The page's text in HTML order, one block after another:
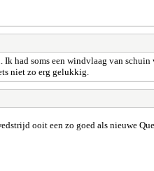
soms een windvlaag van schuin
niet zo erg gelukkig.
ooit een zo goed als nieuwe